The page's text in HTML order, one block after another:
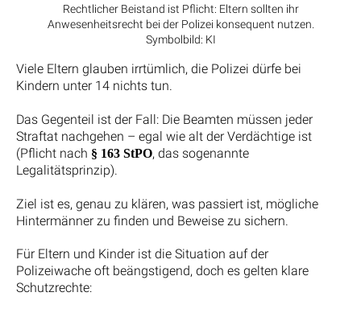
Rechtlicher Beistand ist Pflicht: Eltern sollten ihr
Anwesenheitsrecht bei der Polizei konsequent nutzen.
Symbolbild: KI
Viele Eltern glauben irrtümlich, die Polizei dürfe bei
Kindern unter 14 nichts tun.
Das Gegenteil ist der Fall: Die Beamten müssen jeder
Straftat nachgehen – egal wie alt der Verdächtige ist
(Pflicht nach § 163 StPO, das sogenannte
Legalitätsprinzip).
Ziel ist es, genau zu klären, was passiert ist, mögliche
Hintermänner zu finden und Beweise zu sichern.
Für Eltern und Kinder ist die Situation auf der
Polizeiwache oft beängstigend, doch es gelten klare
Schutzrechte: